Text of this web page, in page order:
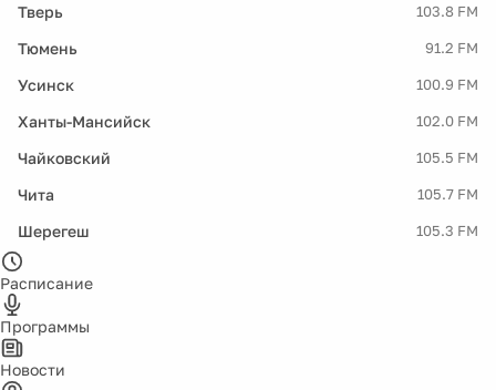
Тверь 103.8 FM
Тюмень 91.2 FM
Усинск 100.9 FM
Ханты-Мансийск 102.0 FM
Чайковский 105.5 FM
Чита 105.7 FM
Шерегеш 105.3 FM
Расписание
Программы
Новости